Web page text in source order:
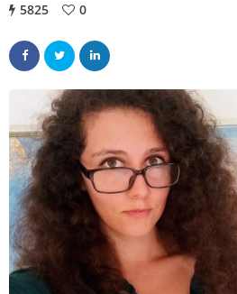
5825 0